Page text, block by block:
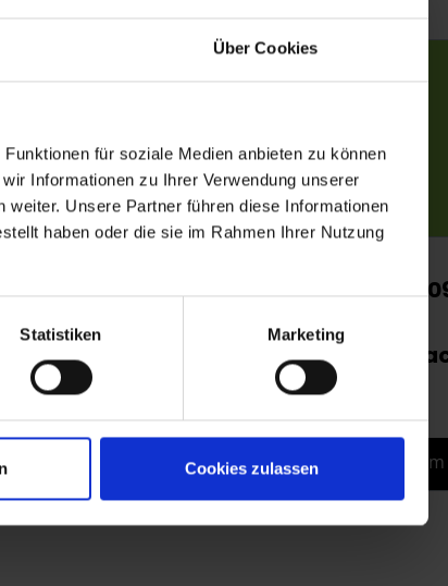
Über Cookies
für soziale Medien anbieten zu können
Informationen zu Ihrer Verwendung unserer
Unsere Partner führen diese Informationen
haben oder die sie im Rahmen Ihrer Nutzung
Statistiken Marketing
Cookies zulassen
für Ideen zusammen,
Bleistifte,
Produkte begeistern.
09.09. -
Ort